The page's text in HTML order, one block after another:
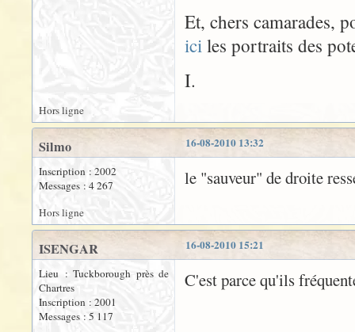
Et, chers camarades,
ici les portraits des
I.
Hors ligne
16-08-2010 13:32
Silmo
Inscription : 2002
Messages : 4 267
le "sauveur" de droite
Hors ligne
16-08-2010 15:21
ISENGAR
Lieu : Tuckborough près de
Chartres
Inscription : 2001
Messages : 5 117
C'est parce qu'ils